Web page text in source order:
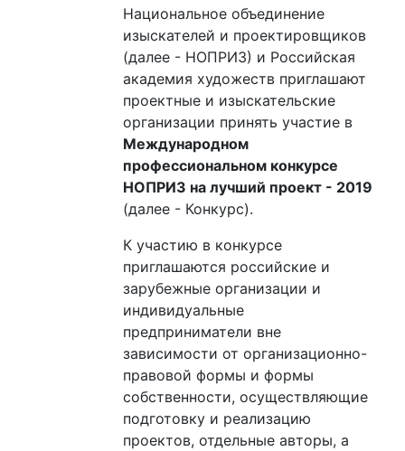
Национальное объединение
изыскателей и проектировщиков
(далее - НОПРИЗ) и Российская
академия художеств приглашают
проектные и изыскательские
организации принять участие в
Международном
профессиональном конкурсе
НОПРИЗ на лучший проект - 2019
(далее - Конкурс).
К участию в конкурсе
приглашаются российские и
зарубежные организации и
индивидуальные
предприниматели вне
зависимости от организационно-
правовой формы и формы
собственности, осуществляющие
подготовку и реализацию
проектов, отдельные авторы, а